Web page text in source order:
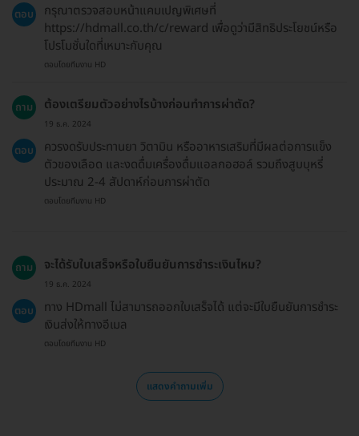
ตอบ
กรุณาตรวจสอบหน้าแคมเปญพิเศษที่
https://hdmall.co.th/c/reward เพื่อดูว่ามีสิทธิประโยชน์หรือ
โปรโมชั่นใดที่เหมาะกับคุณ
ตอบโดยทีมงาน HD
ถาม ต้องเตรียมตัวอย่างไรบ้างก่อนทำการผ่าตัด?
19 ธ.ค. 2024
ตอบ
ควรงดรับประทานยา วิตามิน หรืออาหารเสริมที่มีผลต่อการแข็ง
ตัวของเลือด และงดดื่มเครื่องดื่มแอลกอฮอล์ รวมถึงสูบบุหรี่
ประมาณ 2-4 สัปดาห์ก่อนการผ่าตัด
ตอบโดยทีมงาน HD
ถาม จะได้รับใบเสร็จหรือใบยืนยันการชำระเงินไหม?
19 ธ.ค. 2024
ตอบ
ทาง HDmall ไม่สามารถออกใบเสร็จได้ แต่จะมีใบยืนยันการชำระ
เงินส่งให้ทางอีเมล
ตอบโดยทีมงาน HD
แสดงคำถามเพิ่ม